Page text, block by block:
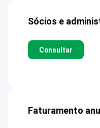
Sócios e
Consultar
Faturamento